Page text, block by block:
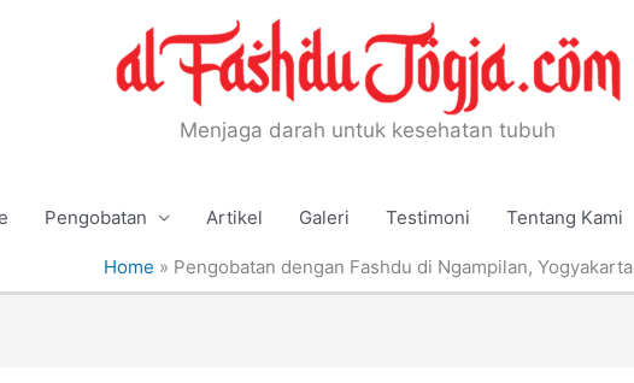
Menjaga darah untuk kesehatan tubuh
Pengobatan Artikel Galeri Testimoni Tentang Kami
Home » Pengobatan dengan Fashdu di Ngampilan, Yogyakarta